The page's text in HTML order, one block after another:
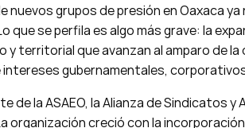
nuevos grupos de presión en Oaxaca
que se perfila es algo más grave: la
y territorial que avanzan al amparo de
gubernamentales,
de la ASAEO, la Alianza de Sindicatos
organización creció con la